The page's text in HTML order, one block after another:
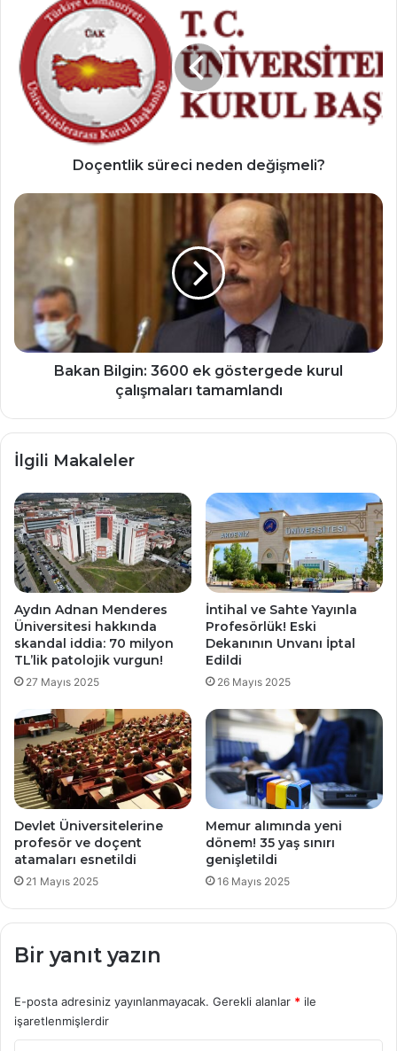
süreci
neden
değişmeli?
Doçentlik süreci neden değişmeli?
Bakan
göstergede
kurul
çalışmaları
tamamlandı
Bakan Bilgin: 3600 ek göstergede kurul
çalışmaları tamamlandı
İlgili Makaleler
Aydın Adnan Menderes
Üniversitesi hakkında
skandal iddia: 70 milyon
TL’lik patolojik vurgun!
27 Mayıs 2025
İntihal ve Sahte Yayınla
Profesörlük! Eski
Dekanının Unvanı İptal
Edildi
26 Mayıs 2025
Devlet Üniversitelerine
profesör ve doçent
atamaları esnetildi
21 Mayıs 2025
Memur alımında yeni
dönem! 35 yaş sınırı
genişletildi
16 Mayıs 2025
Bir yanıt yazın
E-posta adresiniz yayınlanmayacak. Gerekli alanlar * ile
işaretlenmişlerdir